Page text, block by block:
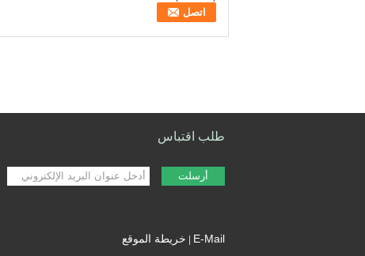
طلب اقتباس
أرسلت
E-Mail
| خريطة الموقع